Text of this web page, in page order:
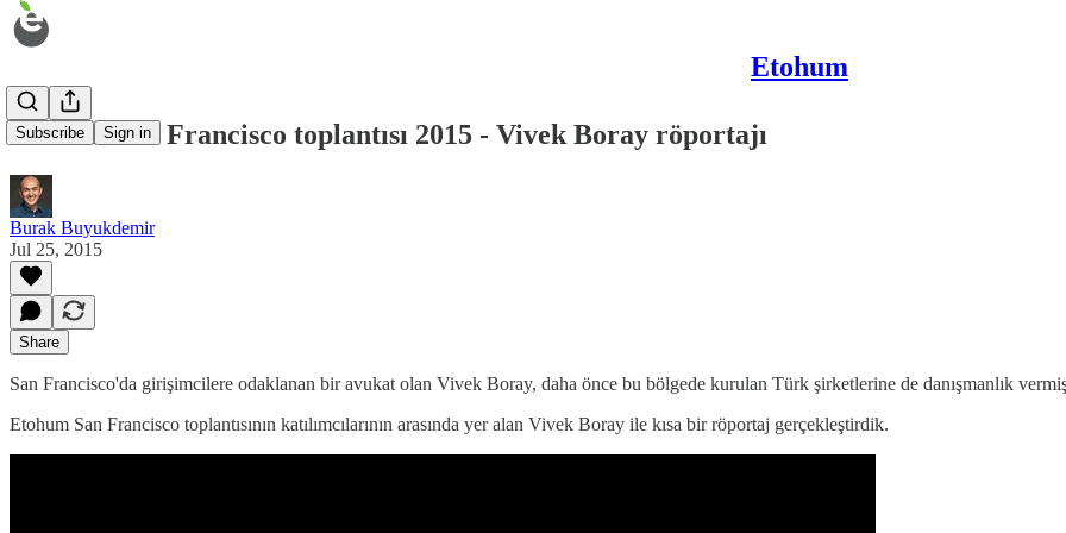
Etohum
Subscribe Sign in
Etohum San Francisco toplantısı 2015 - Vivek Boray röportajı
Burak Buyukdemir
Jul 25, 2015
Share
San Francisco'da girişimcilere odaklanan bir avukat olan Vivek Boray, daha önce bu bölgede kurulan Türk şirketlerine de danışmanlık
Etohum San Francisco toplantısının katılımcılarının arasında yer alan Vivek Boray ile kısa bir röportaj gerçekleştirdik.